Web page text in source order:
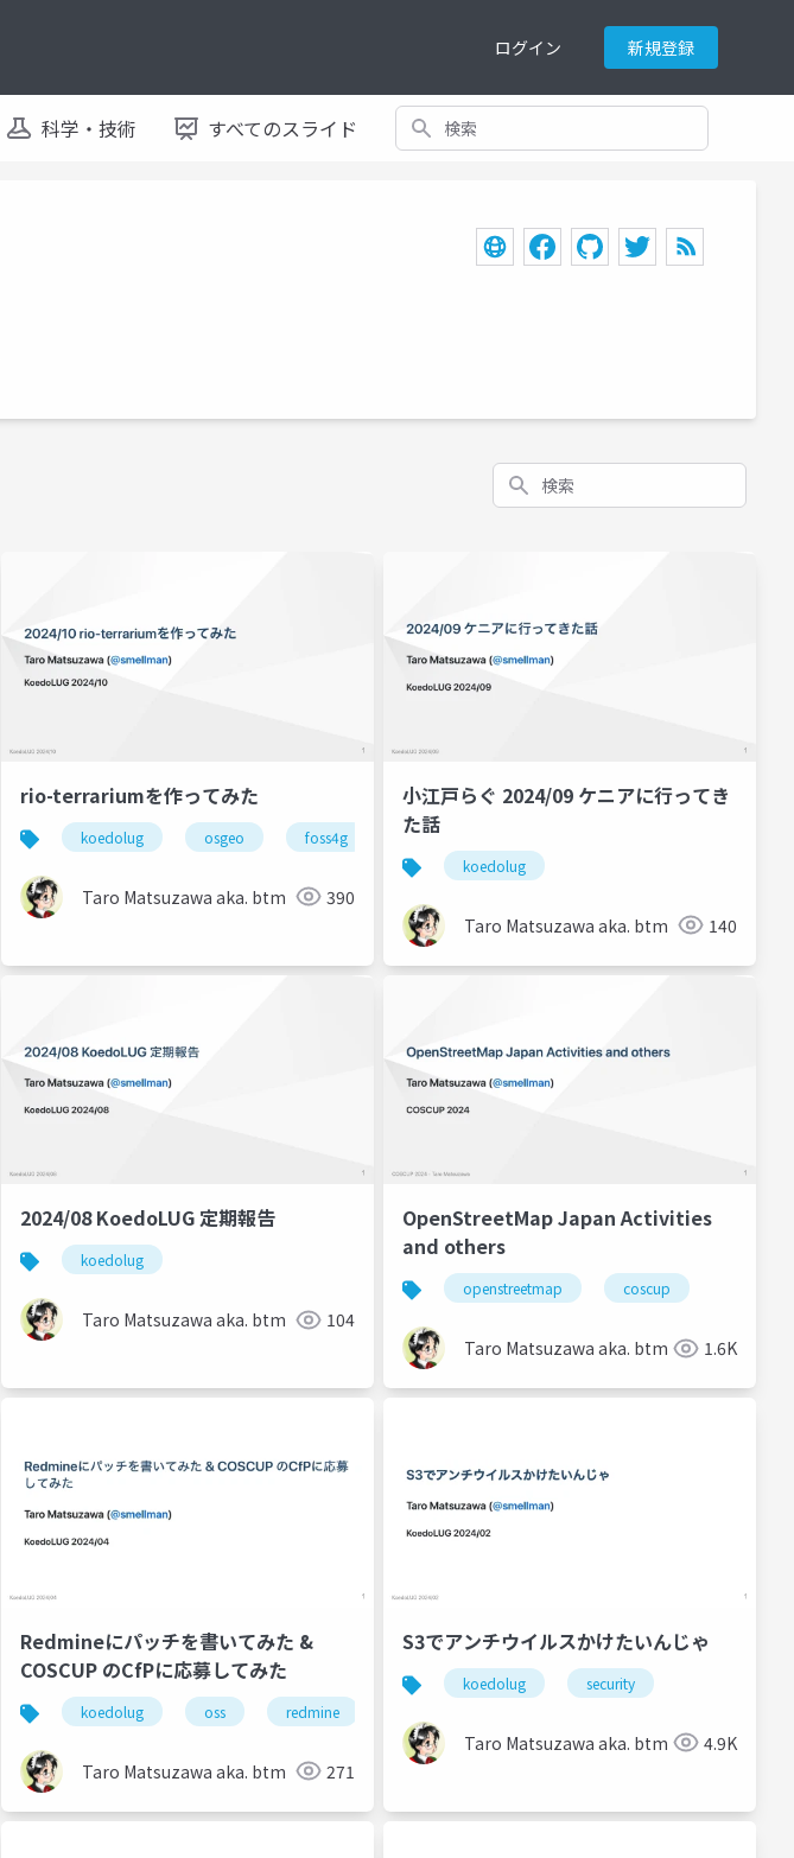
ログイン 新規登録
科学・技術 すべてのスライド 検索
検索
rio-terrariumを作ってみた
koedolug osgeo foss4g
Taro Matsuzawa aka. btm 390
小江戸らぐ 2024/09 ケニアに行ってき
た話
koedolug
Taro Matsuzawa aka. btm 140
2024/08 KoedoLUG 定期報告
koedolug
Taro Matsuzawa aka. btm 104
OpenStreetMap Japan Activities
and others
openstreetmap coscup
Taro Matsuzawa aka. btm 1.6K
Redmineにパッチを書いてみた &
COSCUP のCfPに応募してみた
koedolug oss redmine
Taro Matsuzawa aka. btm 271
S3でアンチウイルスかけたいんじゃ
koedolug security
Taro Matsuzawa aka. btm 4.9K